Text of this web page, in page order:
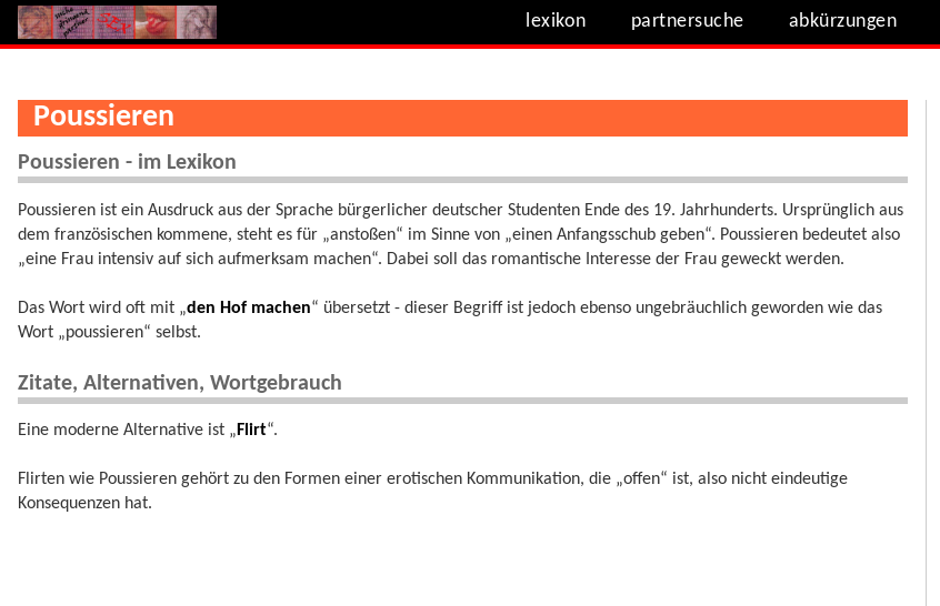
lexikon partnersuche abkürzungen
Poussieren
Poussieren - im Lexikon
Poussieren ist ein Ausdruck aus der Sprache bürgerlicher deutscher Studenten Ende des 19. Jahrhunderts. Ursprünglich aus
dem französischen kommene, steht es für „anstoßen“ im Sinne von „einen Anfangsschub geben“. Poussieren bedeutet also
„eine Frau intensiv auf sich aufmerksam machen“. Dabei soll das romantische Interesse der Frau geweckt werden.
Das Wort wird oft mit „den Hof machen“ übersetzt - dieser Begriff ist jedoch ebenso ungebräuchlich geworden wie das
Wort „poussieren“ selbst.
Zitate, Alternativen, Wortgebrauch
Eine moderne Alternative ist „ Flirt“.
Flirten wie Poussieren gehört zu den Formen einer erotischen Kommunikation, die „offen“ ist, also nicht eindeutige
Konsequenzen hat.